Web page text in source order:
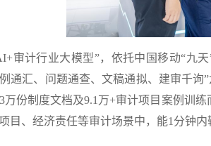
计行业大模型”，依托中国移动“九天
通汇、问题通查、文稿通拟、建审千
万份制度文档及9.1万+审计项目案例训
目、经济责任等审计场景中，能1分钟